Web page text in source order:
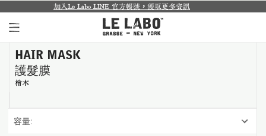
個人香氛系列
室內香氛系列
加入Le Labo LINE 官方帳號，獲取更多資訊
HAIR MASK
護髮膜
檜木
容量: